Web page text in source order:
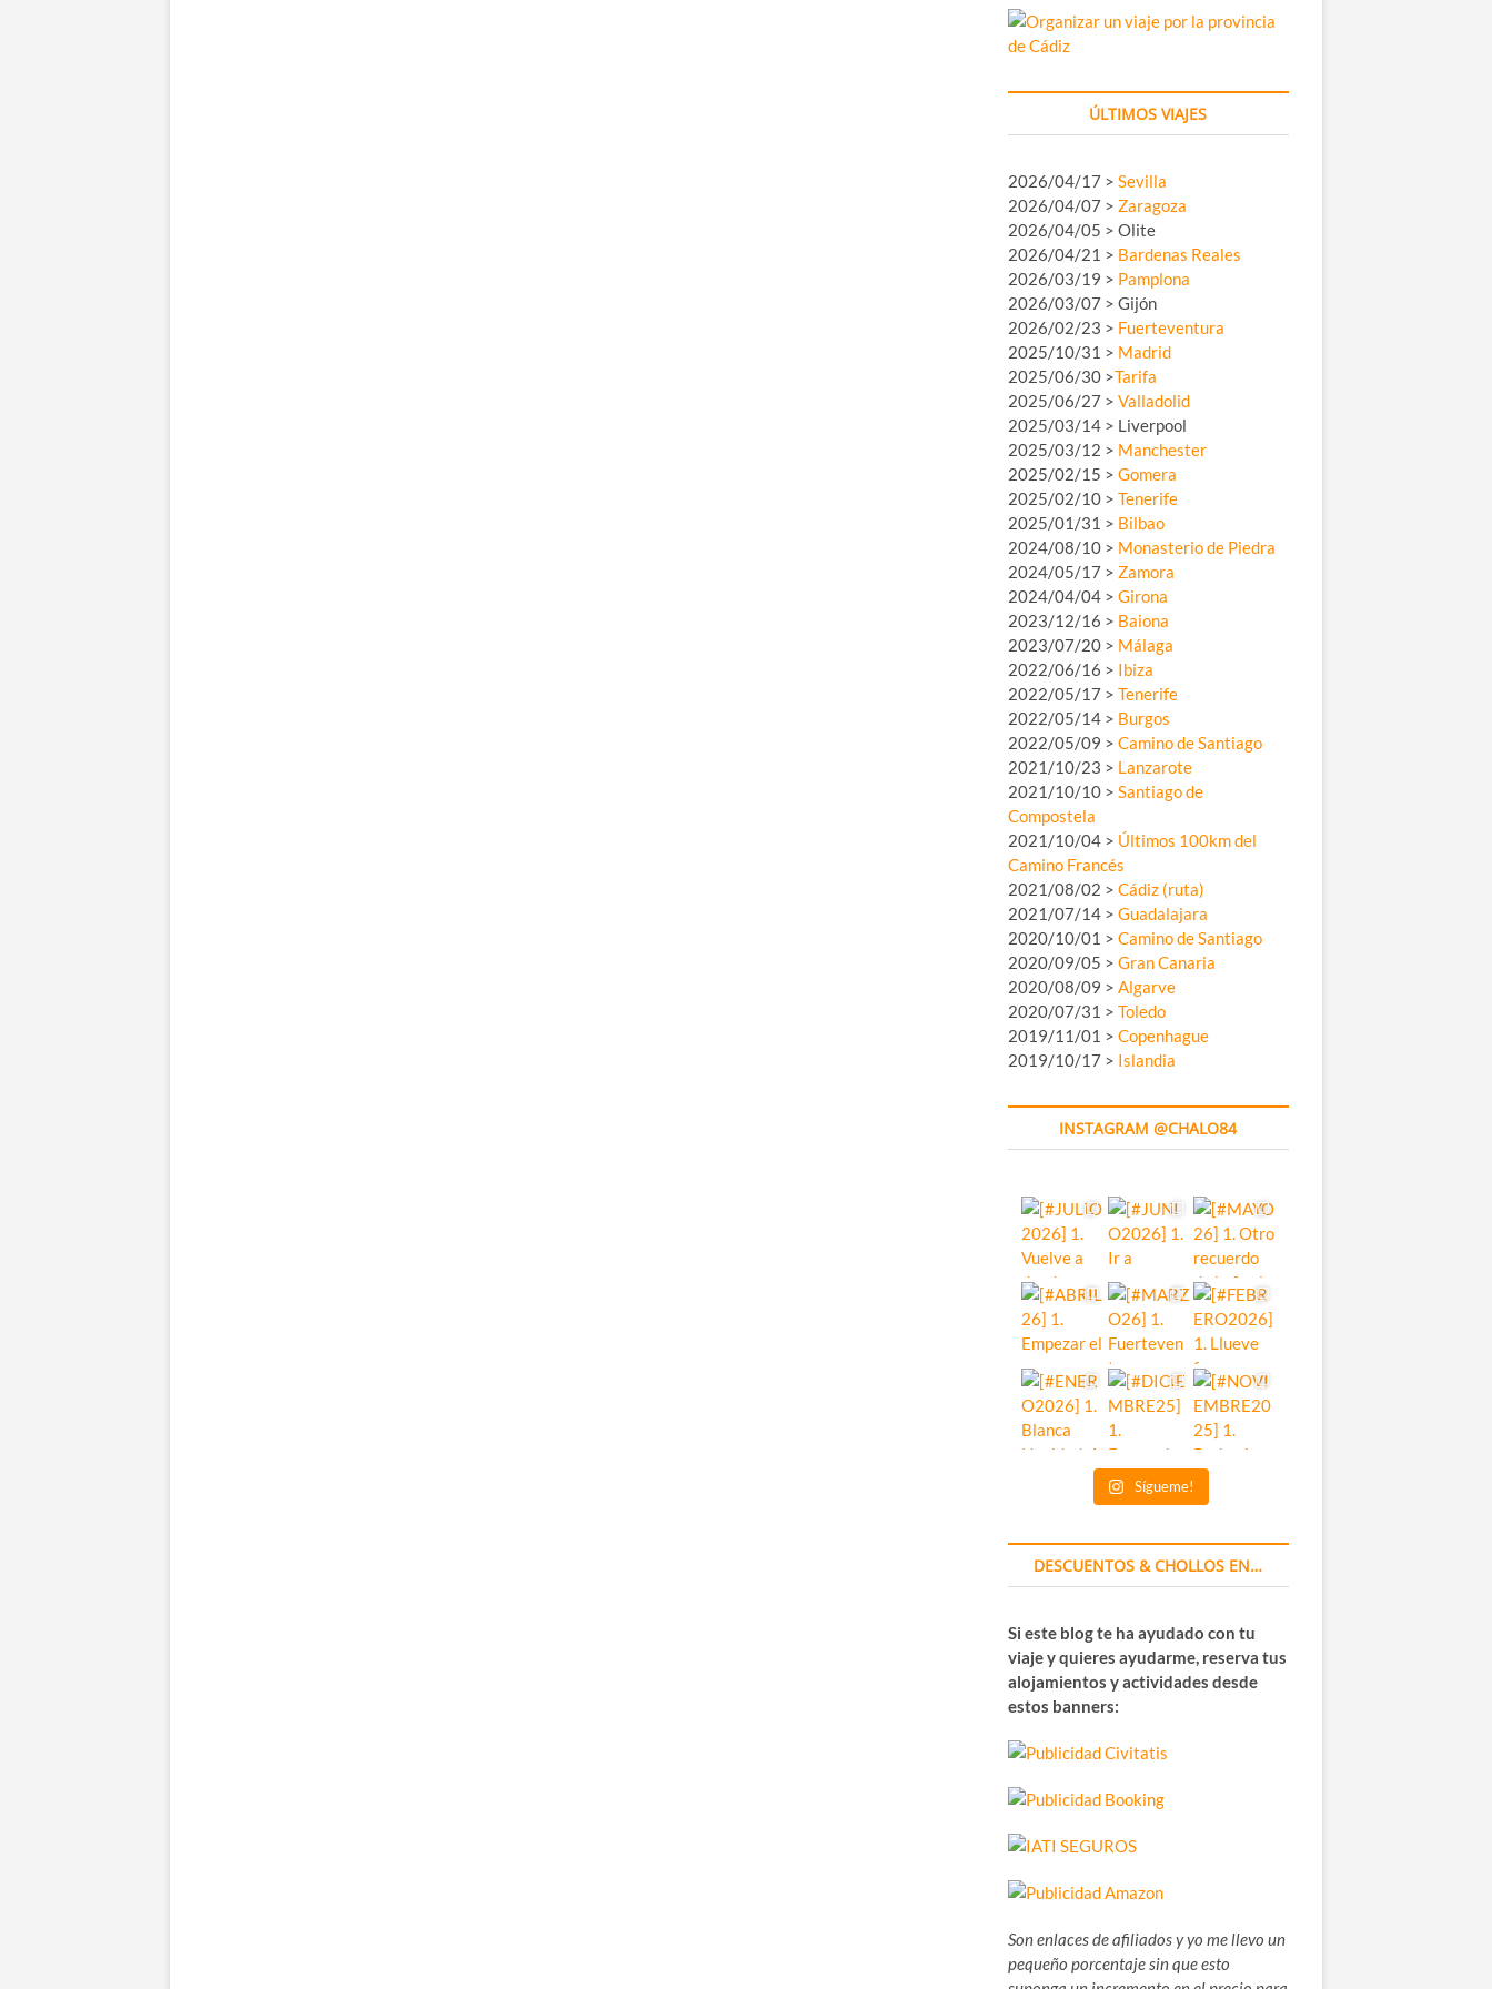
ÚLTIMOS VIAJES
2026/04/17 > Sevilla
2026/04/07 > Zaragoza
2026/04/05 > Olite
2026/04/21 > Bardenas Reales
2026/03/19 > Pamplona
2026/03/07 > Gijón
2026/02/23 > Fuerteventura
2025/10/31 > Madrid
2025/06/30 >Tarifa
2025/06/27 > Valladolid
2025/03/14 > Liverpool
2025/03/12 > Manchester
2025/02/15 > Gomera
2025/02/10 > Tenerife
2025/01/31 > Bilbao
2024/08/10 > Monasterio de Piedra
2024/05/17 > Zamora
2024/04/04 > Girona
2023/12/16 > Baiona
2023/07/20 > Málaga
2022/06/16 > Ibiza
2022/05/17 > Tenerife
2022/05/14 > Burgos
2022/05/09 > Camino de Santiago
2021/10/23 > Lanzarote
2021/10/10 > Santiago de
Compostela
2021/10/04 > Últimos 100km del
Camino Francés
2021/08/02 > Cádiz (ruta)
2021/07/14 > Guadalajara
2020/10/01 > Camino de Santiago
2020/09/05 > Gran Canaria
2020/08/09 > Algarve
2020/07/31 > Toledo
2019/11/01 > Copenhague
2019/10/17 > Islandia
INSTAGRAM @CHALO84
Sígueme!
DESCUENTOS & CHOLLOS EN…
Si este blog te ha ayudado con tu
viaje y quieres ayudarme, reserva tus
alojamientos y actividades desde
estos banners:
Son enlaces de afiliados y yo me llevo un
pequeño porcentaje sin que esto